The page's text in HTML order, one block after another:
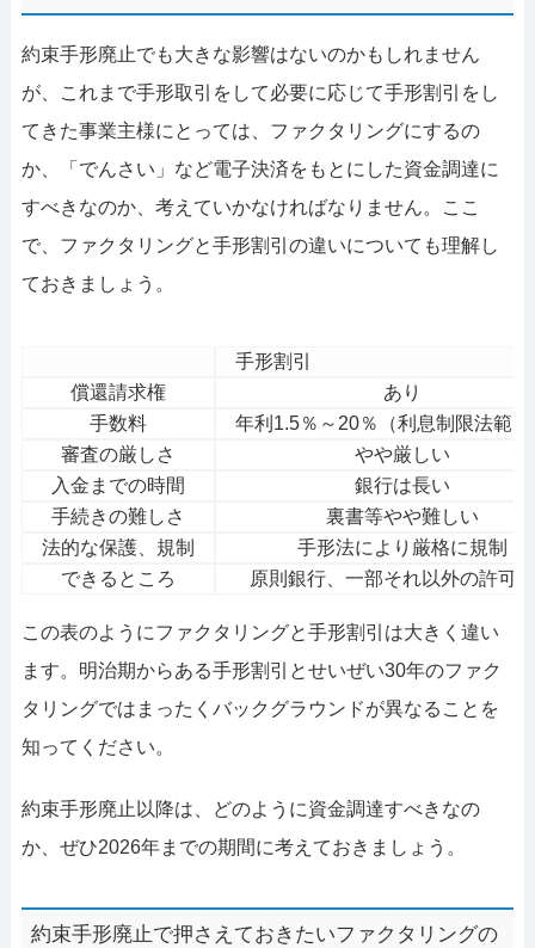
約束手形廃止でも大きな影響はないのかもしれません
が、これまで手形取引をして必要に応じて手形割引をし
てきた事業主様にとっては、ファクタリングにするの
か、「でんさい」など電子決済をもとにした資金調達に
すべきなのか、考えていかなければなりません。ここ
で、ファクタリングと手形割引の違いについても理解し
ておきましょう。
手形割引
償還請求権
あり
手数料
年利1.5％～20％（利息制限法範囲
審査の厳しさ
やや厳しい
入金までの時間
銀行は長い
手続きの難しさ
裏書等やや難しい
法的な保護、規制
手形法により厳格に規制
できるところ
原則銀行、一部それ以外の許可
この表のようにファクタリングと手形割引は大きく違い
ます。明治期からある手形割引とせいぜい30年のファク
タリングではまったくバックグラウンドが異なることを
知ってください。
約束手形廃止以降は、どのように資金調達すべきなの
か、ぜひ2026年までの期間に考えておきましょう。
約束手形廃止で押さえておきたいファクタリングの